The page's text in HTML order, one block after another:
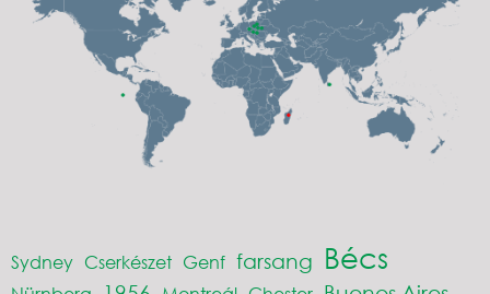
Sydney Cserkészet Genf farsang Bécs